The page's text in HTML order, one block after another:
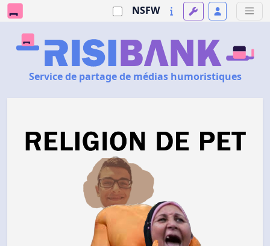
NSFW
Service de partage de médias humoristiques